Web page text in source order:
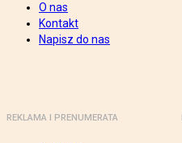
O nas
Kontakt
Napisz do nas
REKLAMA I PRENUMERATA